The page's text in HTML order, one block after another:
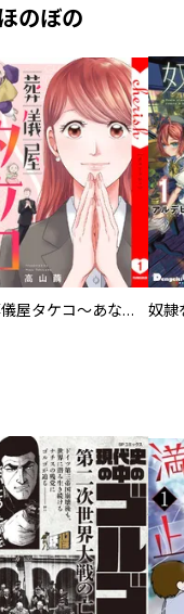
のぼの
葬儀屋タケコ～あなたの最期、叶えます【電子単行本版】